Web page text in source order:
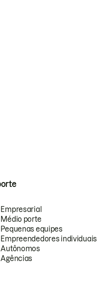
Empresarial
Médio porte
Pequenas equipes
Empreendedores individuais
Autônomos
Agências